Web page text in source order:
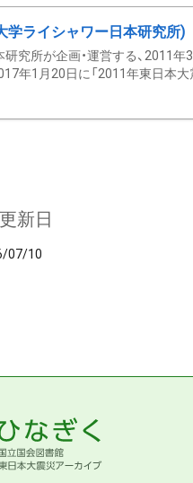
学ライシャワー日本研究所)
究所が企画・運営する、2011
年1月20日に「2011年東日本大
新日
07/10